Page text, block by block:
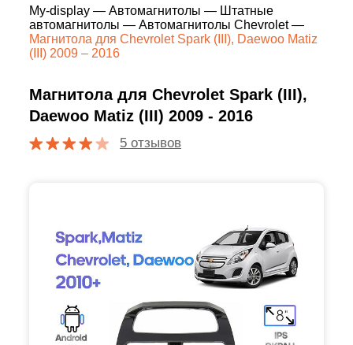
My-display — Автомагнитолы — Штатные
автомагнитолы — Автомагнитолы Chevrolet—
Магнитола для Chevrolet Spark (III), Daewoo Matiz
(III) 2009 – 2016
Магнитола для Chevrolet Spark (III),
Daewoo Matiz (III) 2009 - 2016
5 отзывов